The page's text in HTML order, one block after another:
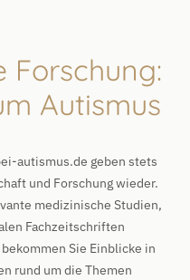
Forschung:
Autismus
autismus.de geben stets
und Forschung wieder.
medizinische Studien,
Fachzeitschriften
Sie Einblicke in
rund um die Themen